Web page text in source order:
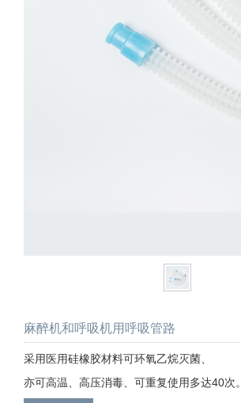
麻醉机和呼吸机用呼吸管路
采用医用硅橡胶材料可环氧乙烷灭菌、
亦可高温、高压消毒、可重复使用多达40次。